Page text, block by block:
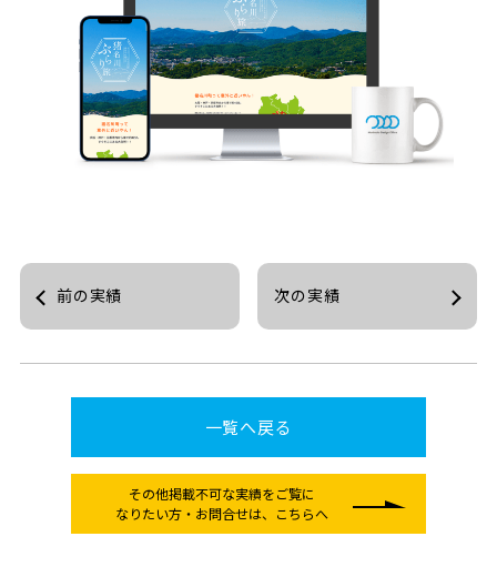
前の実績 次の実績
一覧へ戻る
その他掲載不可な実績をご覧に
なりたい方 ・お問合せは、こちらへ